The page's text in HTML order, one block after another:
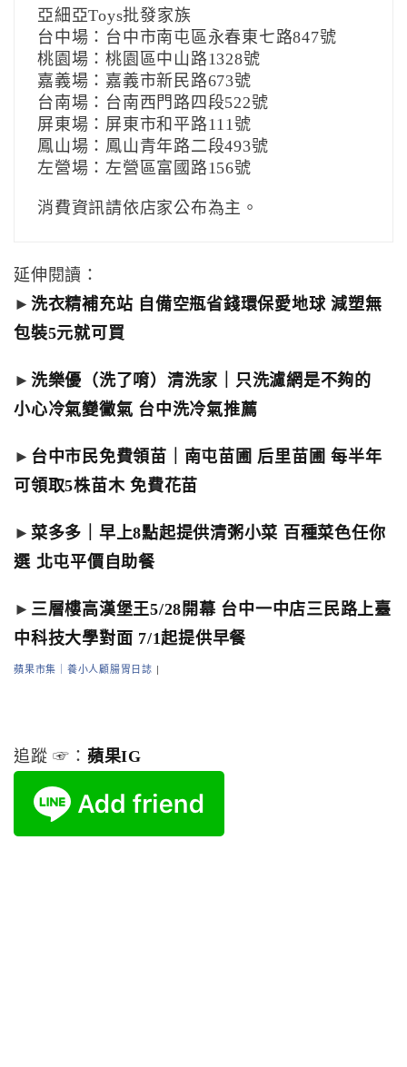
亞細亞Toys批發家族
台中場：台中市南屯區永春東七路847號
桃園場：桃園區中山路1328號
嘉義場：嘉義市新民路673號
台南場：台南西門路四段522號
屏東場：屏東市和平路111號
鳳山場：鳳山青年路二段493號
左營場：左營區富國路156號
消費資訊請依店家公布為主。
延伸閱讀：
► 洗衣精補充站 自備空瓶省錢環保愛地球 減塑無
包裝5元就可買
► 洗樂優（洗了唷）清洗家｜只洗濾網是不夠的
小心冷氣變黴氣 台中洗冷氣推薦
► 台中市民免費領苗｜南屯苗圃 后里苗圃 每半年
可領取5株苗木 免費花苗
► 菜多多｜早上8點起提供清粥小菜 百種菜色任你
選 北屯平價自助餐
► 三層樓高漢堡王5/28開幕 台中一中店三民路上臺
中科技大學對面 7/1起提供早餐
蘋果市集｜養小人顧腸胃日誌 |
追蹤 ☞： 蘋果IG